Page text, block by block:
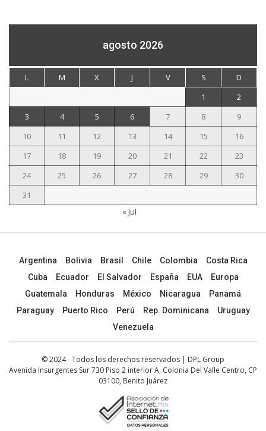
agosto 2026
L M X J V S
D
1
2
3
4 5 6 7 8
9
10
11 12 13 14 15
16
17
18 19 20 21 22
23
24
25 26 27 28 29
30
31
« Jul
Argentina Bolivia Brasil Chile Colombia
Costa Rica
Cuba
Ecuador El Salvador España EUA
Europa
Guatemala
Honduras México Nicaragua
Panamá
Paraguay
Puerto Rico Perú Rep. Dominicana
Uruguay
Venezuela
© 2024 - Todos los derechos reservados | DPL Group
Avenida Insurgentes Sur 730 Piso 2 interior A, Colonia Del Valle Centro, CP
03100, Benito Juárez